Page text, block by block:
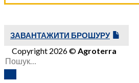
ЗАВАНТАЖИТИ БРОШУРУ
Copyright 2026 ©Agroterra